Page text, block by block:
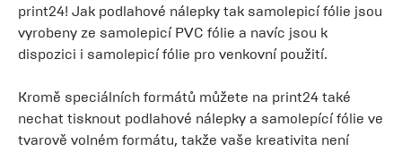
print24! Jak podlahové nálepky tak samolepicí fólie jsou
vyrobeny ze samolepicí PVC fólie a navíc jsou k
dispozici i samolepicí fólie pro venkovní použití.
Kromě speciálních formátů můžete na print24 také
nechat tisknout podlahové nálepky a samolepící fólie ve
tvarově volném formátu, takže vaše kreativita není